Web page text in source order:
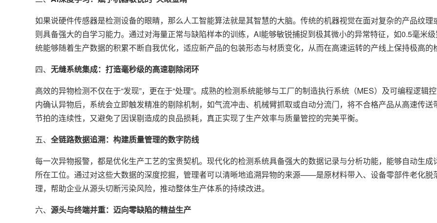
如果说硬件传感器是检测设备的眼睛，那么人工智能算法就是其智慧的大脑。传统的机器视觉在面对复杂的产品纹
则具备强大的自学习能力。通过对海量正常与缺陷样本的训练，AI能够敏锐捕捉到极其微小的异常特征，如0.5毫米
统能够随着生产数据的积累不断自我优化，适应新产品的包装形态与材质变化，从而在高速运转的产线上保持极高的
四、 无缝系统集成：打造毫秒级的高速剔除闭环
高效的异物检测不仅在于“发现”，更在于“处理”。成熟的检测系统能够与工厂的制造执行系统（MES）及可编程逻
内确认异物后，系统会立即触发精准的剔除机制，如气流冲击、机械臂抓取或自动分流门，将不合格产品从高速传
节拍的连续性，又避免了因误剔造成的良品损耗，真正实现了生产效率与质量管控的完美平衡。
五、 全链路数据追溯：构建质量管理的数字防线
每一次异物报警，都是优化生产工艺的宝贵契机。现代化的检测系统具备强大的数据记录与分析功能，能够自动生
所在工位。通过对这些大数据的深度挖掘，管理者可以清晰地追溯异物的来源——是原材料带入、设备零部件老化
理，帮助企业从源头切断污染风险，推动整体生产体系的持续改进。
六、 源头与终端并重：迈向零缺陷的精益生产